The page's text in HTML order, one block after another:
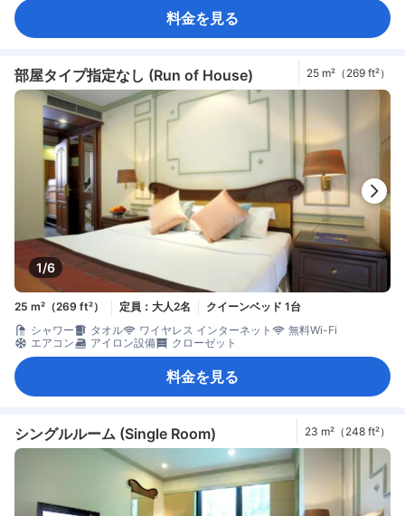
料金を見る
部屋タイプ指定なし (Run of House) 25 m²（269 ft²）
1/6
25 m²（269 ft²） 定員：大人2名
クイーンベッド 1台
シャワー
タオル ワイヤレス インターネット
無料Wi-Fi
エアコン
アイロン設備 クローゼット
料金を見る
シングルルーム (Single Room) 23 m²（248 ft²）